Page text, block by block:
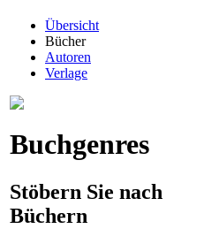
Übersicht
Bücher
Autoren
Verlage
Buchgenres
Stöbern Sie nach
Büchern